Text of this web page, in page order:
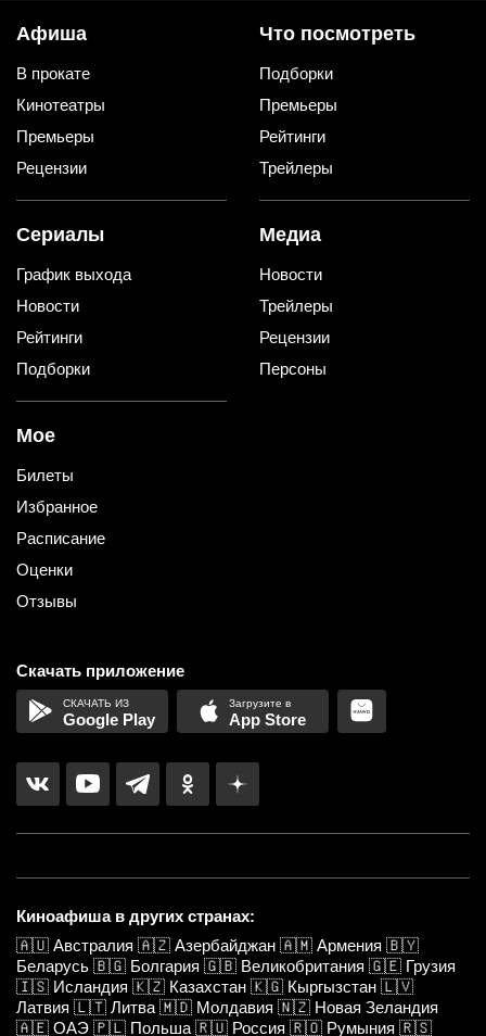
Афиша
В прокате
Кинотеатры
Премьеры
Рецензии
Что посмотреть
Подборки
Премьеры
Рейтинги
Трейлеры
Сериалы
График выхода
Новости
Рейтинги
Подборки
Медиа
Новости
Трейлеры
Рецензии
Персоны
Мое
Билеты
Избранное
Расписание
Оценки
Отзывы
Скачать приложение
Google Play App Store
Киноафиша в других странах:
🇦🇺 Австралия 🇦🇿 Азербайджан 🇦🇲 Армения 🇧🇾
Беларусь 🇧🇬 Болгария 🇬🇧 Великобритания 🇬🇪 Грузия
🇮🇸 Исландия 🇰🇿 Казахстан 🇰🇬 Кыргызстан 🇱🇻
Латвия 🇱🇹 Литва 🇲🇩 Молдавия 🇳🇿 Новая Зеландия
🇦🇪 ОАЭ 🇵🇱 Польша 🇷🇺 Россия 🇷🇴 Румыния 🇷🇸